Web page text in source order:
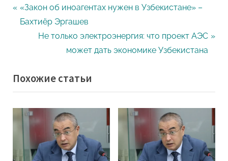
Навигация
P
r
o
u
s
P
«Закон об иноагентах нужен в Узбекистане» –
Бахтиёр Эргашев
N
t
P
o
s
:
Не только электроэнергия: что проект АЭС
может дать экономике Узбекистана
Похожие статьи